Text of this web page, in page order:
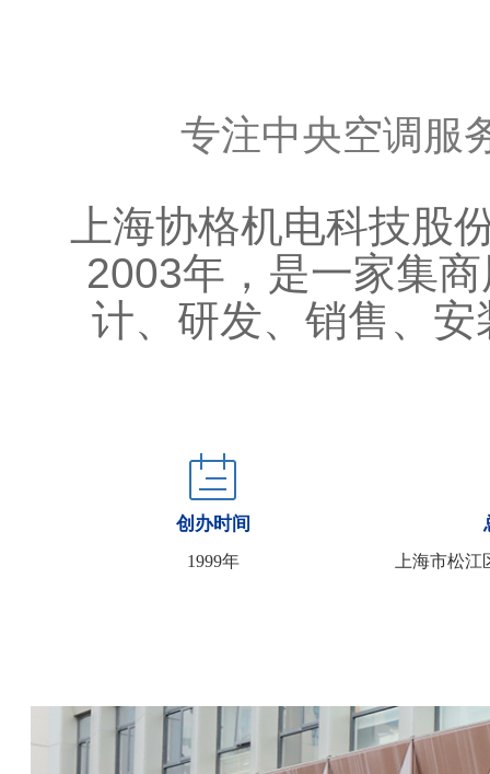
专注中央空调服
上海协格机电科技股
2003年，是一家集
计、研发、销售、
创办时间
1999年 上海市松